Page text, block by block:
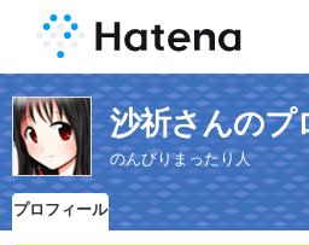
沙祈さんのプ
のんびりまったり人
プロフィール